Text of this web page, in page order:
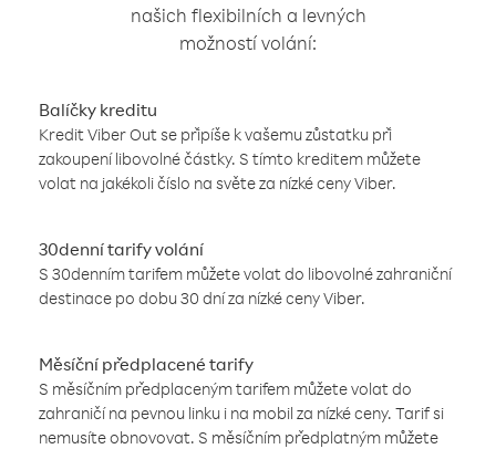
našich flexibilních a levných
možností volání:
Balíčky kreditu
Kredit Viber Out se připíše k vašemu zůstatku při
zakoupení libovolné částky. S tímto kreditem můžete
volat na jakékoli číslo na světe za nízké ceny Viber.
30denní tarify volání
S 30denním tarifem můžete volat do libovolné zahraniční
destinace po dobu 30 dní za nízké ceny Viber.
Měsíční předplacené tarify
S měsíčním předplaceným tarifem můžete volat do
zahraničí na pevnou linku i na mobil za nízké ceny. Tarif si
nemusíte obnovovat. S měsíčním předplatným můžete